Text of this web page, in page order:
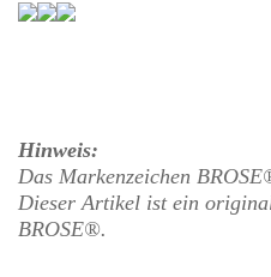
Hinweis:
Das Markenzeichen
Dieser Artikel ist ein
BROSE®.